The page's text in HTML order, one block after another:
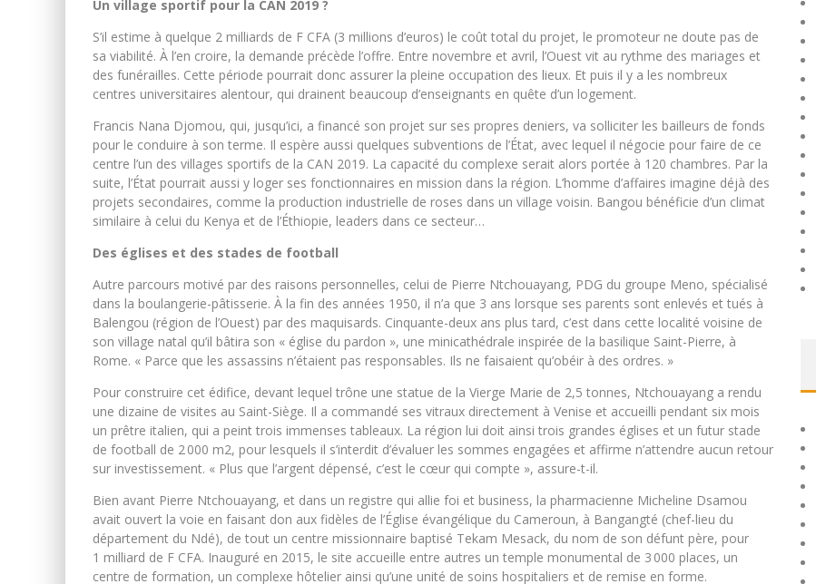
Un village sportif pour la CAN 2019 ?
S’il estime à quelque 2 milliards de F CFA (3 millions d’euros) le coût total du projet, le promoteur ne doute pas de
sa viabilité. À l’en croire, la demande précède l’offre. Entre novembre et avril, l’Ouest vit au rythme des mariages et
des funérailles. Cette période pourrait donc assurer la pleine occupation des lieux. Et puis il y a les nombreux
centres universitaires alentour, qui drainent beaucoup d’enseignants en quête d’un logement.
Francis Nana Djomou, qui, jusqu’ici, a financé son projet sur ses propres deniers, va solliciter les bailleurs de fonds
pour le conduire à son terme. Il espère aussi quelques subventions de l’État, avec lequel il négocie pour faire de ce
centre l’un des villages sportifs de la CAN 2019. La capacité du complexe serait alors portée à 120 chambres. Par la
suite, l’État pourrait aussi y loger ses fonctionnaires en mission dans la région. L’homme d’affaires imagine déjà des
projets secondaires, comme la production industrielle de roses dans un village voisin. Bangou bénéficie d’un climat
similaire à celui du Kenya et de l’Éthiopie, leaders dans ce secteur…
Des églises et des stades de football
Autre parcours motivé par des raisons personnelles, celui de Pierre Ntchouayang, PDG du groupe Meno, spécialisé
dans la boulangerie-pâtisserie. À la fin des années 1950, il n’a que 3 ans lorsque ses parents sont enlevés et tués à
Balengou (région de l’Ouest) par des maquisards. Cinquante-deux ans plus tard, c’est dans cette localité voisine de
son village natal qu’il bâtira son « église du pardon », une minicathédrale inspirée de la basilique Saint-Pierre, à
Rome. « Parce que les assassins n’étaient pas responsables. Ils ne faisaient qu’obéir à des ordres. »
Pour construire cet édifice, devant lequel trône une statue de la Vierge Marie de 2,5 tonnes, Ntchouayang a rendu
une dizaine de visites au Saint-Siège. Il a commandé ses vitraux directement à Venise et accueilli pendant six mois
un prêtre italien, qui a peint trois immenses tableaux. La région lui doit ainsi trois grandes églises et un futur stade
de football de 2 000 m2, pour lesquels il s’interdit d’évaluer les sommes engagées et affirme n’attendre aucun retour
sur investissement. « Plus que l’argent dépensé, c’est le cœur qui compte », assure-t-il.
Bien avant Pierre Ntchouayang, et dans un registre qui allie foi et business, la pharmacienne Micheline Dsamou
avait ouvert la voie en faisant don aux fidèles de l’Église évangélique du Cameroun, à Bangangté (chef-lieu du
département du Ndé), de tout un centre missionnaire baptisé Tekam Mesack, du nom de son défunt père, pour
1 milliard de F CFA. Inauguré en 2015, le site accueille entre autres un temple monumental de 3 000 places, un
centre de formation, un complexe hôtelier ainsi qu’une unité de soins hospitaliers et de remise en forme.